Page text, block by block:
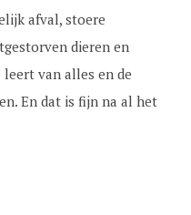
afval, stoere
dieren en
leert van alles en de
En dat is fijn na al het